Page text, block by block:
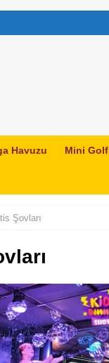
Havuzu Mini Golf
Şovları